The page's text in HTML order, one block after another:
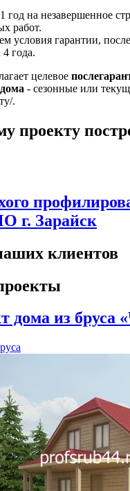
год на незавершенное
работ.
условия гарантии,
года.
целевое
- сезонные или
.
проекту
г. Зарайск
клиентов
дома из бруса